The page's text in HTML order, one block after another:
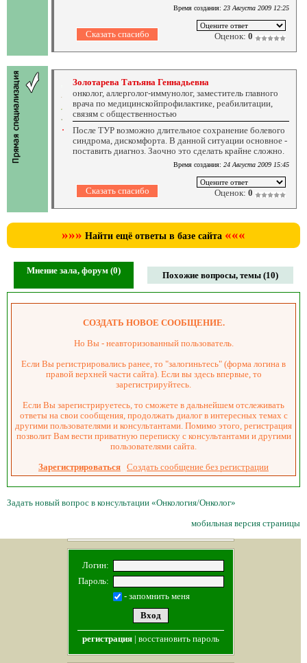
Время создания: 23 Августа 2009 12:25
Оценок: 0
Золотарева Татьяна Геннадьевна
онколог, аллерголог-иммунолог, заместитель главного
врача по медицинскойпрофилактике, реабилитации,
связям с общественностью
После ТУР возможно длительное сохранение болевого
синдрома, дискомфорта. В данной ситуации основное -
поставить диагноз. Заочно это сделать крайне сложно.
Время создания: 24 Августа 2009 15:45
Оценок: 0
»»» Найти ещё ответы в базе сайта «««
Мнение зала, форум (0) Похожие вопросы, темы (10)
СОЗДАТЬ НОВОЕ СООБЩЕНИЕ.
Но Вы - неавторизованный пользователь.
Если Вы регистрировались ранее, то "залогиньтесь" (форма логина в
правой верхней части сайта). Если вы здесь впервые, то
зарегистрируйтесь.
Если Вы зарегистрируетесь, то сможете в дальнейшем отслеживать
ответы на свои сообщения, продолжать диалог в интересных темах с
другими пользователями и консультантами. Помимо этого, регистрация
позволит Вам вести приватную переписку с консультантами и другими
пользователями сайта.
Зарегистрироваться Создать сообщение без регистрации
Задать новый вопрос в консультации «Онкология/Онколог»
мобильная версия страницы
Логин:
Пароль:
- запомнить меня
регистрация| восстановить пароль